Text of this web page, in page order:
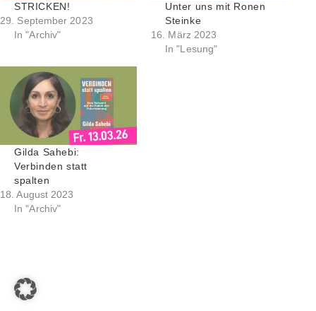
STRICKEN!
29. September 2023
In "Archiv"
Unter uns mit Ronen
Steinke
16. März 2023
In "Lesung"
Gilda Sahebi:
Verbinden statt
spalten
18. August 2023
In "Archiv"